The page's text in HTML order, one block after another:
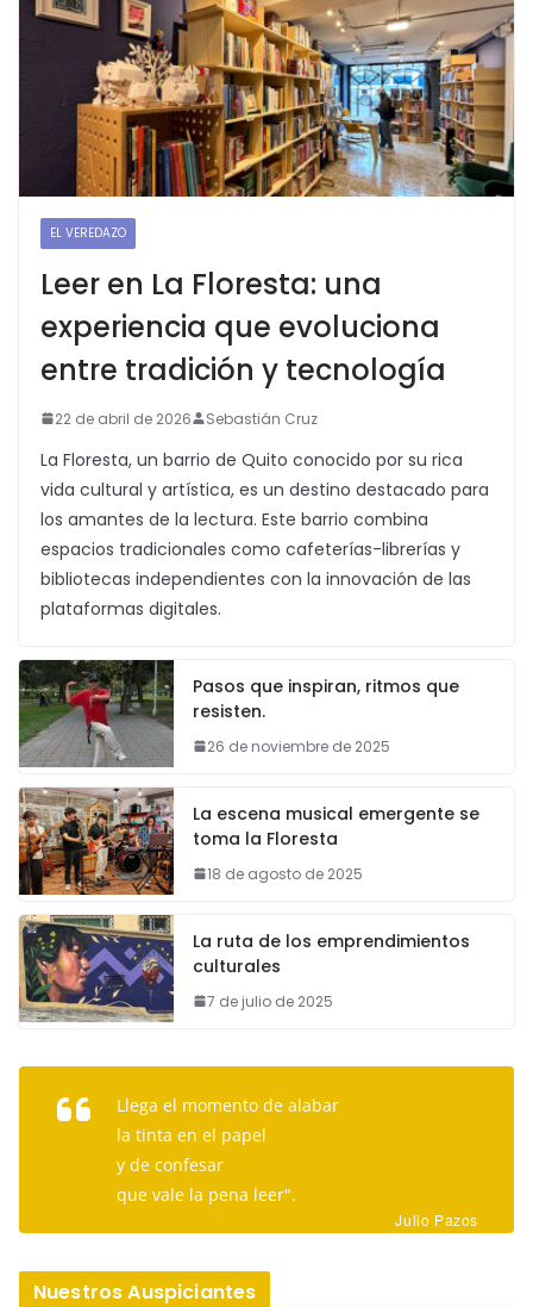
EL VEREDAZO
Leer en La Floresta: una
experiencia que evoluciona
entre tradición y tecnología
22 de abril de 2026 Sebastián Cruz
La Floresta, un barrio de Quito conocido por su rica
vida cultural y artística, es un destino destacado para
los amantes de la lectura. Este barrio combina
espacios tradicionales como cafeterías-librerías y
bibliotecas independientes con la innovación de las
plataformas digitales.
Pasos que inspiran, ritmos que
resisten.
26 de noviembre de 2025
La escena musical emergente se
toma la Floresta
18 de agosto de 2025
La ruta de los emprendimientos
culturales
7 de julio de 2025
Llega el momento de alabar
la tinta en el papel
y de confesar
que vale la pena leer".
Julio Pazos
Nuestros Auspiciantes